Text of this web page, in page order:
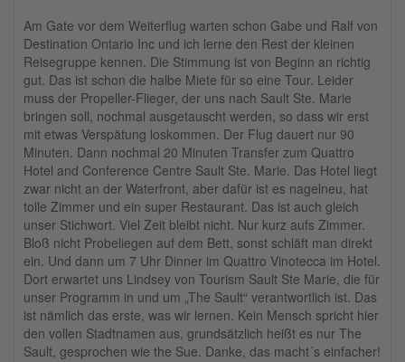
Am Gate vor dem Weiterflug warten schon Gabe und Ralf von
Destination Ontario Inc und ich lerne den Rest der kleinen
Reisegruppe kennen. Die Stimmung ist von Beginn an richtig
gut. Das ist schon die halbe Miete für so eine Tour. Leider
muss der Propeller-Flieger, der uns nach Sault Ste. Marie
bringen soll, nochmal ausgetauscht werden, so dass wir erst
mit etwas Verspätung loskommen. Der Flug dauert nur 90
Minuten. Dann nochmal 20 Minuten Transfer zum Quattro
Hotel and Conference Centre Sault Ste. Marie. Das Hotel liegt
zwar nicht an der Waterfront, aber dafür ist es nagelneu, hat
tolle Zimmer und ein super Restaurant. Das ist auch gleich
unser Stichwort. Viel Zeit bleibt nicht. Nur kurz aufs Zimmer.
Bloß nicht Probeliegen auf dem Bett, sonst schläft man direkt
ein. Und dann um 7 Uhr Dinner im Quattro Vinotecca im Hotel.
Dort erwartet uns Lindsey von Tourism Sault Ste Marie, die für
unser Programm in und um „The Sault“ verantwortlich ist. Das
ist nämlich das erste, was wir lernen. Kein Mensch spricht hier
den vollen Stadtnamen aus, grundsätzlich heißt es nur The
Sault, gesprochen wie the Sue. Danke, das macht´s einfacher!